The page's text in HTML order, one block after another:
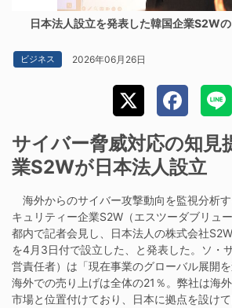
日本法人設立を発表した韓国企業S2W
ビジネス 2026年06月26日
サイバー脅威対応の知
業S2Wが日本法人設立
海外からのサイバー攻撃動向を監視分析
キュリティー企業S2W（エスツーダブリュ
都内で記者会見し、日本法人の株式会社
を4月3日付で設立した、と発表した。ソ・
営責任者）は「現在事業のグローバル展開
海外での売り上げは全体の21％。弊社は海
市場と位置付けており、日本に拠点を設け